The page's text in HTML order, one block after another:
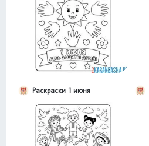
Раскраски 1 июня